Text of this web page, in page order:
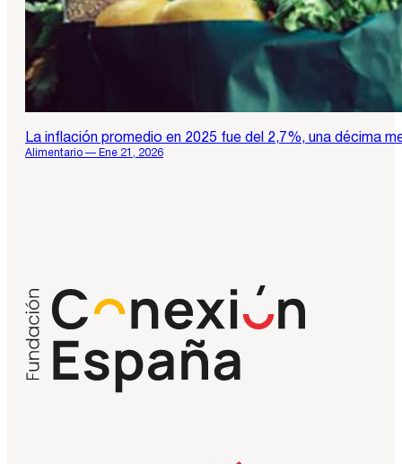
La inflación promedio en 2025 fue del 2,7%, una décima
Alimentario — Ene 21, 2026